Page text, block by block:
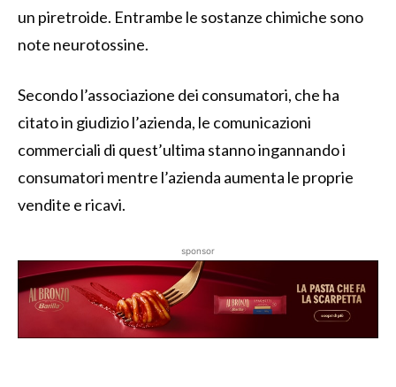
un piretroide. Entrambe le sostanze chimiche sono
note neurotossine.
Secondo l’associazione dei consumatori, che ha
citato in giudizio l’azienda, le comunicazioni
commerciali di quest’ultima stanno ingannando i
consumatori mentre l’azienda aumenta le proprie
vendite e ricavi.
sponsor